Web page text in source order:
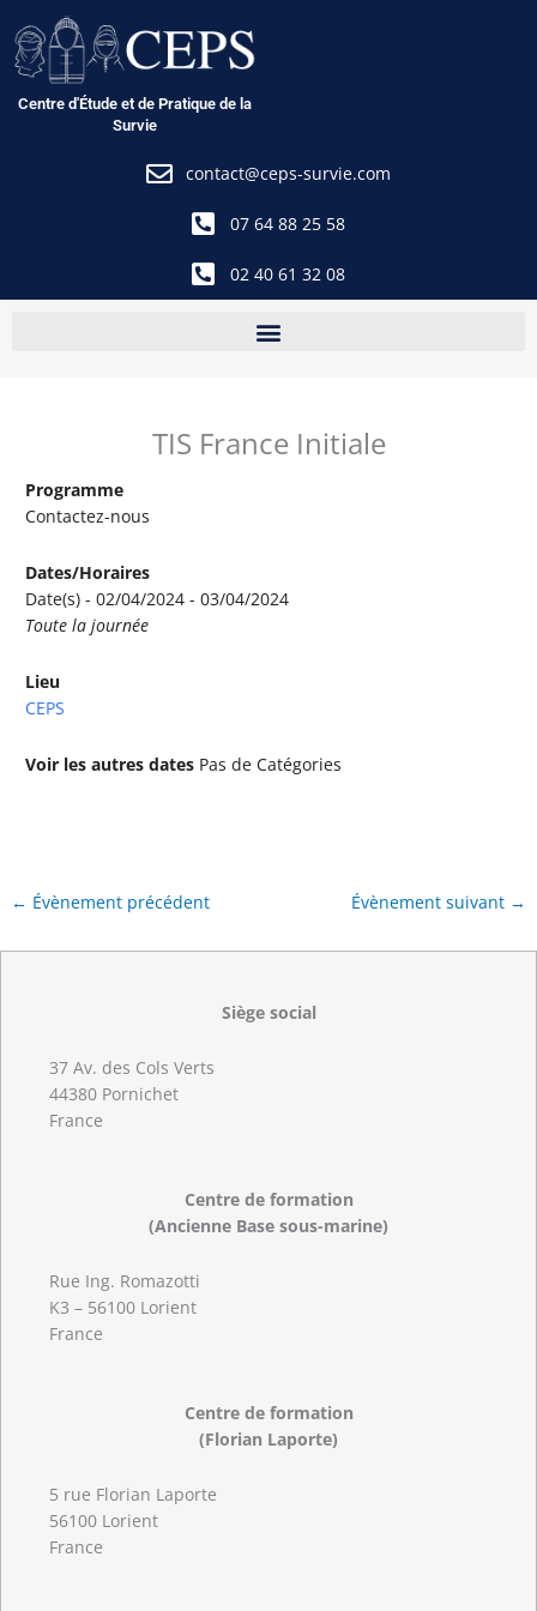
au
contenu
Centre d'Étude et de Pratique de la
Survie
contact@ceps-survie.com
07 64 88 25 58
02 40 61 32 08
TIS France Initiale
Programme
Contactez-nous
Dates/Horaires
Date(s) - 02/04/2024 - 03/04/2024
Toute la journée
Lieu
CEPS
Voir les autres dates Pas de Catégories
← Évènement précédent Évènement suivant →
Siège social
37 Av. des Cols Verts
44380 Pornichet
France
Centre de formation
(Ancienne Base sous-marine)
Rue Ing. Romazotti
K3 – 56100 Lorient
France
Centre de formation
(Florian Laporte)
5 rue Florian Laporte
56100 Lorient
France